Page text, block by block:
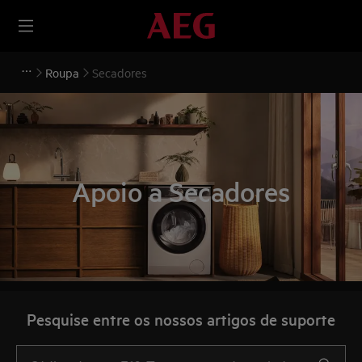
Roupa Secadores
Apoio a Secadores
Pesquise entre os nossos artigos de suporte